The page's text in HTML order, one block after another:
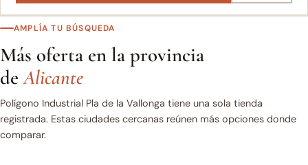
AMPLÍA TU BÚSQUEDA
Más oferta en la provincia
deAlicante
Polígono Industrial Pla de la Vallonga tiene una sola tienda
registrada. Estas ciudades cercanas reúnen más opciones donde
comparar.